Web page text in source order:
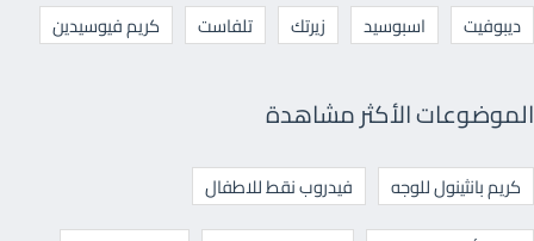
ديبوفيت
اسبوسيد زيرتك تلفاست كريم فيوسيدين
الموضوعات الأكثر مشاهدة
كريم بانثينول للوجه
فيدروب نقط للاطفال